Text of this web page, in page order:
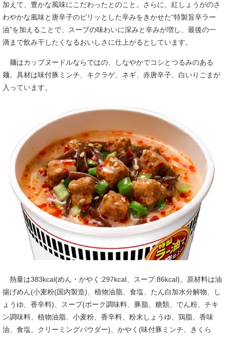
加えて、豊かな風味にこだわったとのこと。さらに、紅しょうがのさ
わやかな風味と唐辛子のピリッとした辛みをきかせた“特製旨辛ラー
油”を加えることで、スープの味わいに深みと辛みが増し、最後の一
滴まで飲み干したくなるおいしさに仕上がるとしています。
麺はカップヌードルならではの、しなやかでコシとつるみのある
麺。具材は味付豚ミンチ、キクラゲ、ネギ、赤唐辛子、白いりごまが
入っています。
熱量は383kcal(めん・かやく:297kcal、スープ:86kcal)。原材料は油
揚げめん(小麦粉(国内製造)、植物油脂、食塩、たん白加水分解物、し
ょうゆ、香辛料)、スープ(ポーク調味料、豚脂、糖類、でん粉、チキ
ン調味料、植物油脂、小麦粉、香辛料、粉末しょうゆ、鶏脂、香味
油、食塩、クリーミングパウダー)、かやく(味付豚ミンチ、きくら